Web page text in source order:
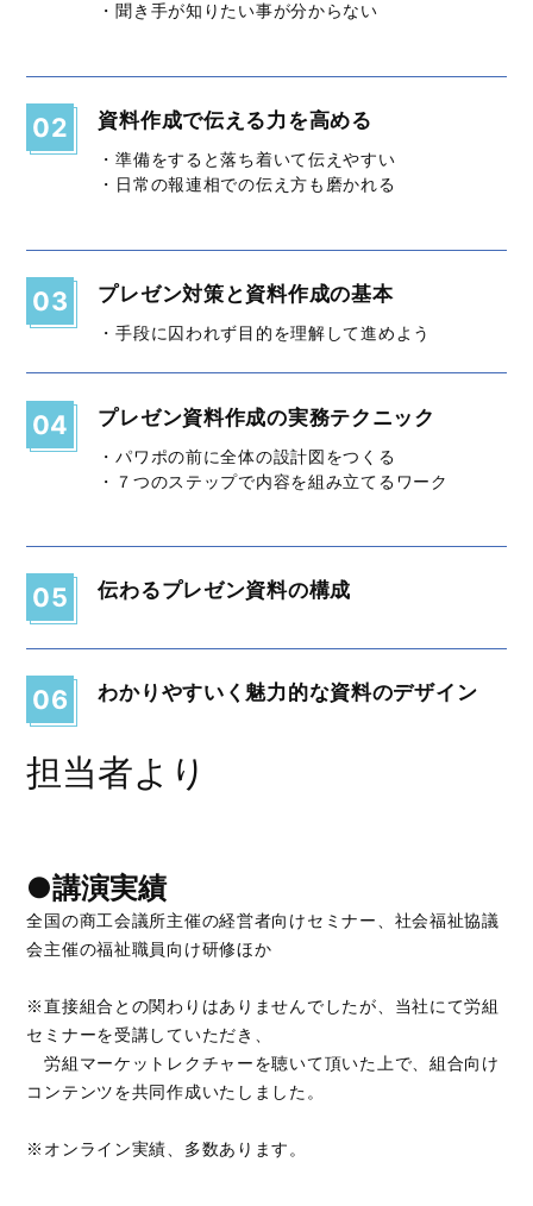
・聞き手が知りたい事が分からない
02 資料作成で伝える力を高める
・準備をすると落ち着いて伝えやすい
・日常の報連相での伝え方も磨かれる
03 プレゼン対策と資料作成の基本
・手段に囚われず目的を理解して進めよう
04 プレゼン資料作成の実務テクニック
・パワポの前に全体の設計図をつくる
・７つのステップで内容を組み立てるワーク
05 伝わるプレゼン資料の構成
06 わかりやすいく魅力的な資料のデザイン
担当者より
●講演実績
全国の商工会議所主催の経営者向けセミナー、社会福祉協議
会主催の福祉職員向け研修ほか
※直接組合との関わりはありませんでしたが、当社にて労組
セミナーを受講していただき、
労組マーケットレクチャーを聴いて頂いた上で、組合向け
コンテンツを共同作成いたしました。
※オンライン実績、多数あります。